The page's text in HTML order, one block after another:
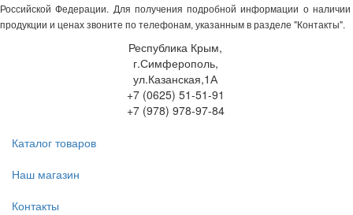
Российской Федерации. Для получения подробной информации о наличии
продукции и ценах звоните по телефонам, указанным в разделе "Контакты".
Республика Крым,
г.Симферополь,
ул.Казанская,1А
+7 (0625) 51-51-91
+7 (978) 978-97-84
Каталог товаров
Наш магазин
Контакты